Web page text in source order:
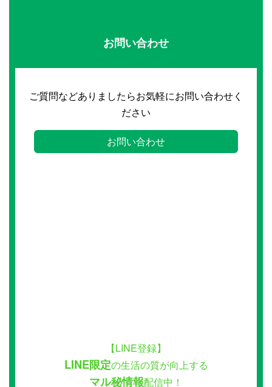
お問い合わせ
ご質問などありましたらお気軽にお問い合わせく
ださい
お問い合わせ
【LINE登録】
LINE限定の生活の質が向上する
マル秘情報配信中！